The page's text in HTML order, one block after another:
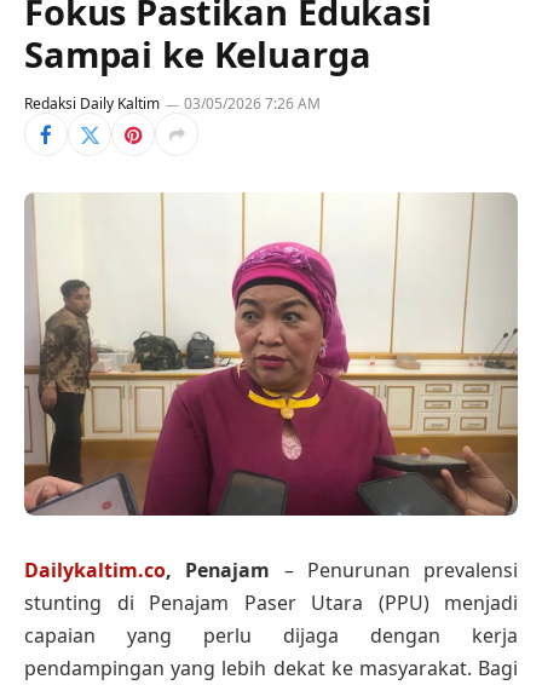
Fokus Pastikan Edukasi
Sampai ke Keluarga
Redaksi Daily Kaltim 03/05/2026 7:26 AM
Dailykaltim.co, Penajam – Penurunan prevalensi
stunting di Penajam Paser Utara (PPU) menjadi
capaian yang perlu dijaga dengan kerja
pendampingan yang lebih dekat ke masyarakat. Bagi